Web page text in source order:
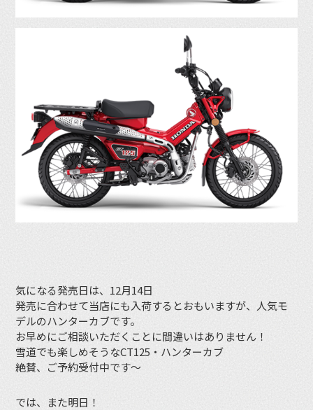
気になる発売日は、12月14日
発売に合わせて当店にも入荷するとおもいますが、人気モ
デルのハンターカブです。
お早めにご相談いただくことに間違いはありません！
雪道でも楽しめそうなCT125・ハンターカブ
絶賛、ご予約受付中です～
では、また明日！